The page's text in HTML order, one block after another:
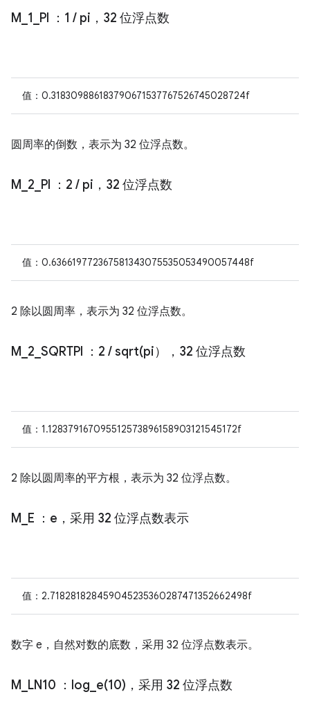
M 1 PI ：1 / pi，32 位浮点数
值：0.318309886183790671537767526745028724f
圆周率的倒数，表示为 32 位浮点数。
M 2 PI ：2 / pi，32 位浮点数
值：0.636619772367581343075535053490057448f
2 除以圆周率，表示为 32 位浮点数。
M 2 SQRTPI ：2 /sqrt(pi），32 位浮点数
值：1.128379167095512573896158903121545172f
2 除以圆周率的平方根，表示为 32 位浮点数。
M E ：e，采用 32 位浮点数表示
值：2.718281828459045235360287471352662498f
数字 e，自然对数的底数，采用 32 位浮点数表示。
M LN10 ： log_e(10)，采用 32 位浮点数